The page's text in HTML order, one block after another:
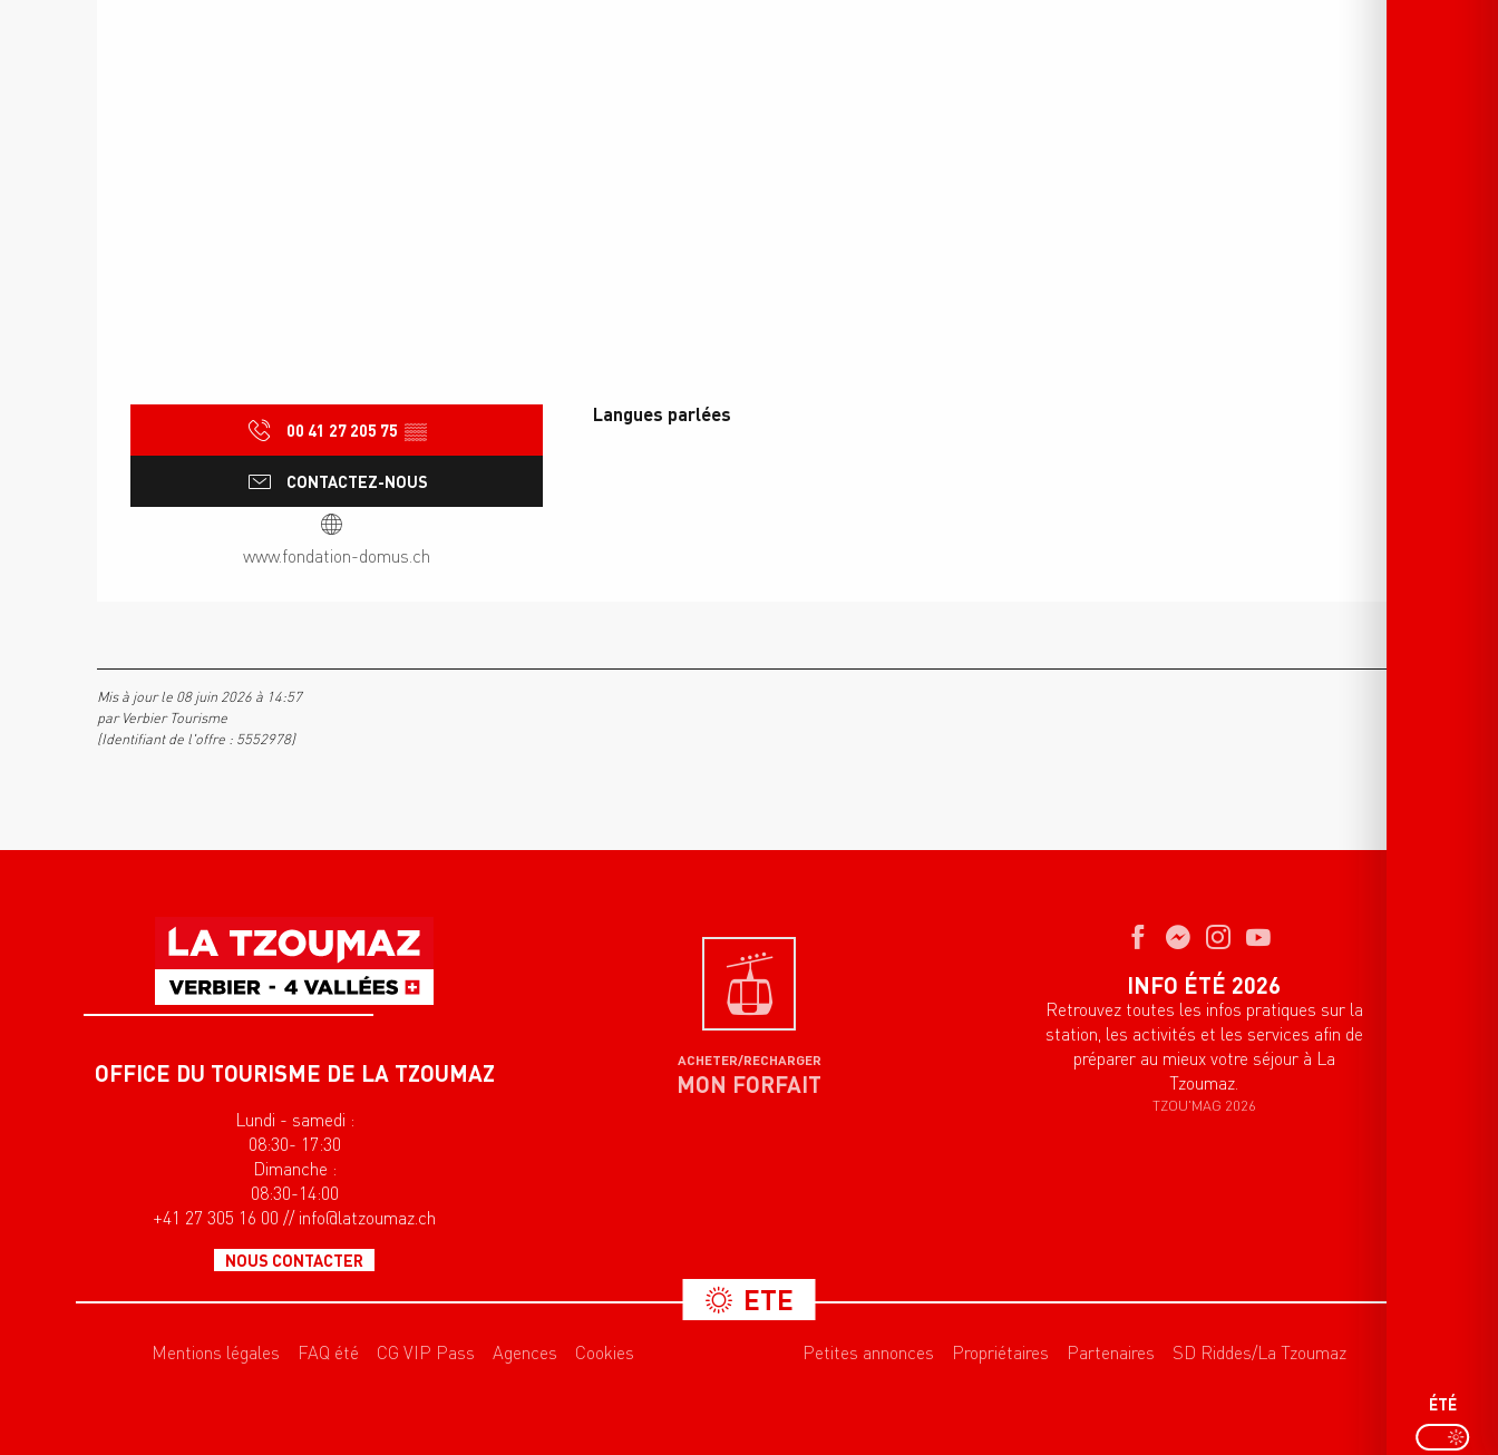
PAGE
ÉTÉ
00 41 27 205 75 ▒▒
CONTACTEZ-NOUS
www.fondation-domus.ch
Langues parlées
Langues parlées
Mis à jour le 08 juin 2026 à 14:57
par Verbier Tourisme
(Identifiant de l'offre : 5552978)
OFFICE DU TOURISME DE LA TZOUMAZ
Lundi - samedi :
08:30- 17:30
Dimanche :
08:30-14:00
+41 27 305 16 00 // info@latzoumaz.ch
NOUS CONTACTER
ACHETER/RECHARGER
MON FORFAIT
INFO ÉTÉ 2026
Retrouvez toutes les infos pratiques sur la
station, les activités et les services afin de
préparer au mieux votre séjour à La
Tzoumaz.
TZOU'MAG 2026
ETE
Mentions légales FAQ été CG VIP Pass Agences Cookies Petites annonces Propriétaires Partenaires SD Riddes/La Tzoumaz